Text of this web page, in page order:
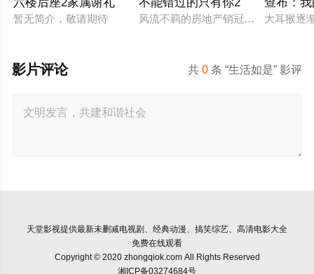
暂无简介，敬请期待 风流不羁的房地产销冠江来（吴翊歌
大耳猴逐
共0 条 “生活如是” 影评
影片评论
天堂影视提供最新未删减电视剧、经典动漫、搞笑综艺、高清电影大全
免费在线观看
Copyright © 2020 zhongqiok.com All Rights Reserved
湘ICP备03274684号